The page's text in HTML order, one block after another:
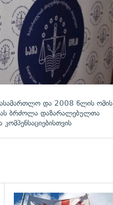
და 2008 წლის ომის
ბრძოლა დაზარალებულთა